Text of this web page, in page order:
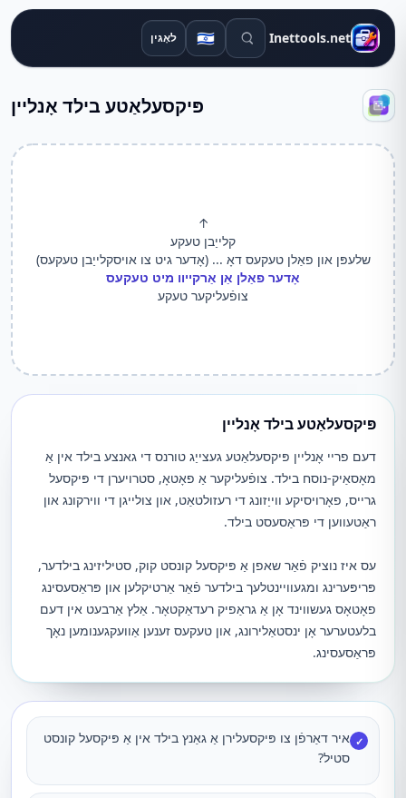
Inettools.net זוכן מכשירים
🇮🇱 לאָגין
פּיקסעלאַטע בילד אָנליין
↑
קלייַבן טעקע
שלעפּן און פאַלן טעקעס דאָ ... (אָדער גיט צו אויסקלייַבן טעקעס)
אָדער פאַלן אַן אַרקייוו מיט טעקעס
צופֿעליקער טעקע
פּיקסעלאַטע בילד אָנליין
דעם פריי אָנליין פּיקסעלאַטע געצייַג טורנס די גאנצע בילד אין אַ
מאָסאַיק-נוסח בילד. צופֿעליקער אַ פאָטאָ, סטרויערן די פּיקסעל
גרייס, פאָרויסיקע ווייַזונג די רעזולטאַט, און צולייגן די ווירקונג און
ראַטעווען די פּראַסעסט בילד.
עס איז נוציק פֿאַר שאפן אַ פּיקסעל קונסט קוק, סטיליזינג בילדער,
פּריפּערינג ומגעוויינטלעך בילדער פֿאַר אַרטיקלען און פּראַסעסינג
פאָטאָס געשווינד אָן אַ גראַפיק רעדאַקטאָר. אַלץ אַרבעט אין דעם
בלעטערער אָן ינסטאַלירונג, און טעקעס זענען אַוועקגענומען נאָך
פּראַסעסינג.
✓ איר דאַרפֿן צו פּיקסעלירן אַ גאַנץ בילד אין אַ פּיקסעל קונסט
סטיל?